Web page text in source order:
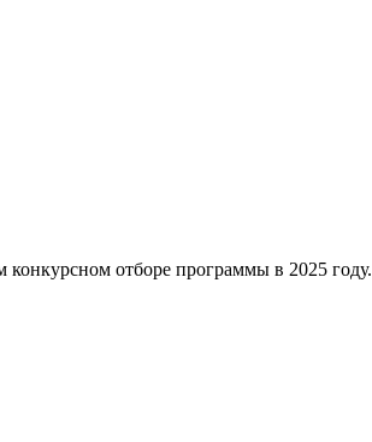
отборе программы в 2025 году.